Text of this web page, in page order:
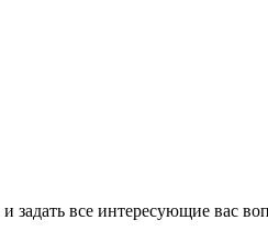
и задать все интересующие вас